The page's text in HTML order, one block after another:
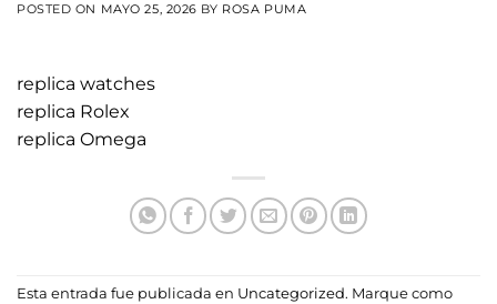
POSTED ON MAYO 25, 2026 BY ROSA PUMA
replica watches
replica Rolex
replica Omega
Esta entrada fue publicada en Uncategorized. Marque como